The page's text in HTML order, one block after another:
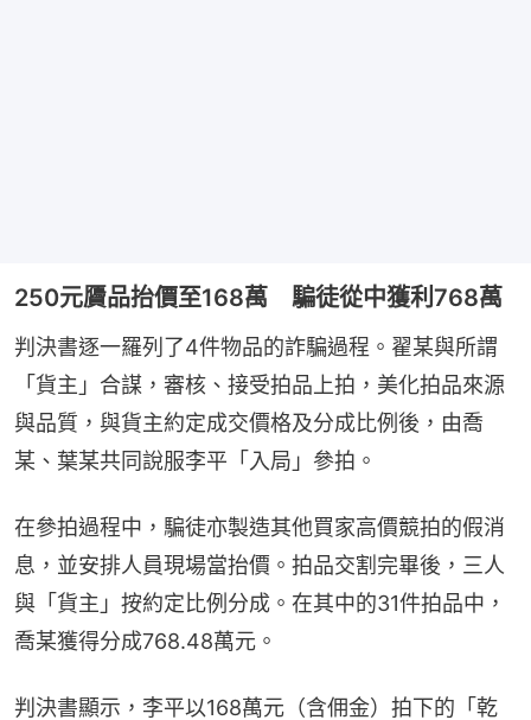
250元贗品抬價至168萬 騙徒從中獲利768萬
判決書逐一羅列了4件物品的詐騙過程。翟某與所謂
「貨主」合謀，審核、接受拍品上拍，美化拍品來源
與品質，與貨主約定成交價格及分成比例後，由喬
某、葉某共同說服李平「入局」參拍。
在參拍過程中，騙徒亦製造其他買家高價競拍的假消
息，並安排人員現場當抬價。拍品交割完畢後，三人
與「貨主」按約定比例分成。在其中的31件拍品中，
喬某獲得分成768.48萬元。
判決書顯示，李平以168萬元（含佣金）拍下的「乾